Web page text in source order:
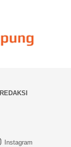
REDAKSI
Instagram